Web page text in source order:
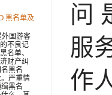
问
服
作
黑名单及
国游客
不良记
名单、
财产纠
黑名
严重情
黑名